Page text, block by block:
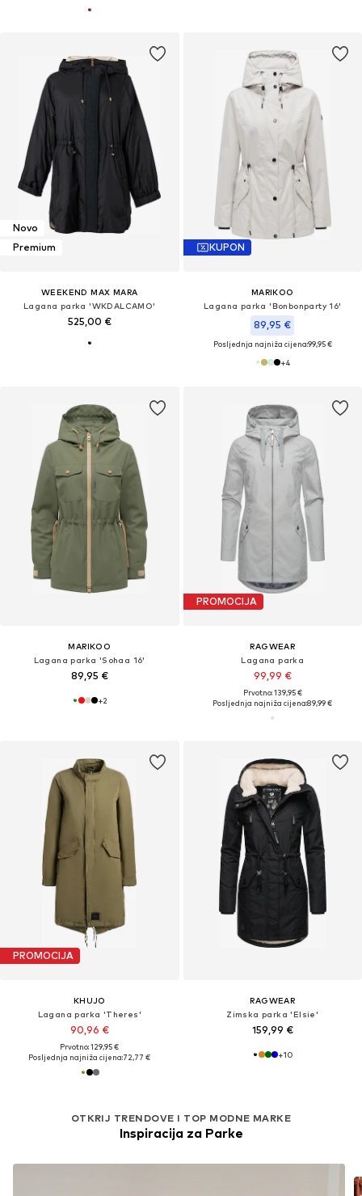
Novo
Premium
WEEKEND MAX MARA
Lagana parka 'WKDALCAMO'
525,00 €
KUPON
MARIKOO
Lagana parka 'Bonbonparty 16'
89,95 €
Posljednja najniža cijena:99,95 €
+4
MARIKOO
Lagana parka 'Sohaa 16'
89,95 €
+2
PROMOCIJA
RAGWEAR
Lagana parka
99,99 €
Prvotno: 139,95 €
Posljednja najniža cijena:89,99 €
PROMOCIJA
KHUJO
Lagana parka 'Theres'
90,96 €
Prvotno: 129,95 €
Posljednja najniža cijena:72,77 €
OTKRIJ TRENDOVE I TOP MODNE MARKE
Inspiracija za Parke
RAGWEAR
Zimska parka 'Elsie'
159,99 €
+10